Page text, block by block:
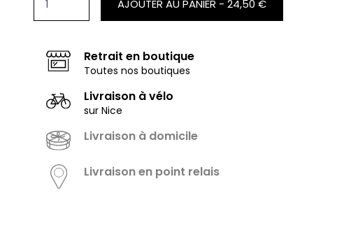
AJOUTER AU PANIER -24,50 €
Retrait en boutique
Toutes nos boutiques
Livraison à vélo
sur Nice
Livraison à domicile
Livraison en point relais